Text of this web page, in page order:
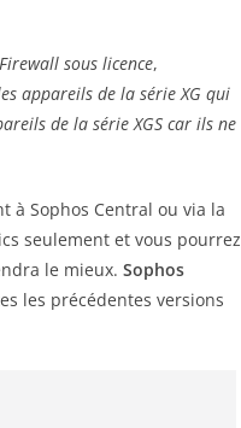
sous licence,
appareils de la série XG qui
de la série XGS car ils ne
à Sophos Central ou via la
seulement et vous pourrez
le mieux. Sophos
les précédentes versions